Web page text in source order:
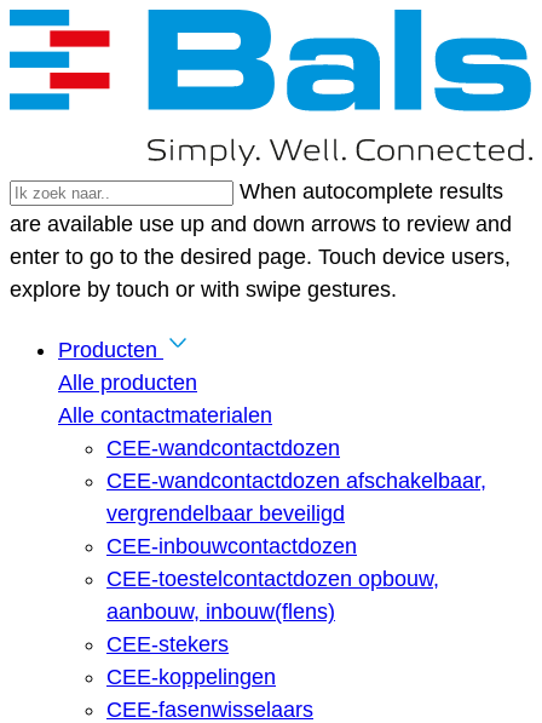
When autocomplete results
are available use up and down arrows to review and
enter to go to the desired page. Touch device users,
explore by touch or with swipe gestures.
Producten
Alle producten
Alle contactmaterialen
CEE-wandcontactdozen
CEE-wandcontactdozen afschakelbaar,
vergrendelbaar beveiligd
CEE-inbouwcontactdozen
CEE-toestelcontactdozen opbouw,
aanbouw, inbouw(flens)
CEE-stekers
CEE-koppelingen
CEE-fasenwisselaars